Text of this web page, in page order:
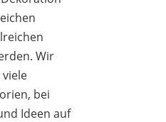
Wir
bei
Ideen auf